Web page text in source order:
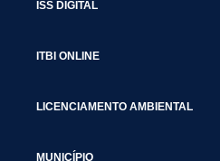
ISS DIGITAL
ITBI ONLINE
LICENCIAMENTO AMBIENTAL
MUNICÍPIO